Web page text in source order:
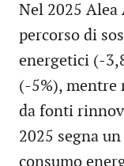
Nel 2025
percorso di
energetici (-
(-5%), mentre
da fonti
2025 segna